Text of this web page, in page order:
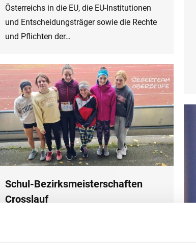
Österreichs in die EU, die EU-Institutionen
und Entscheidungsträger sowie die Rechte
und Pflichten der…
Schul-Bezirksmeisterschaften
Crosslauf